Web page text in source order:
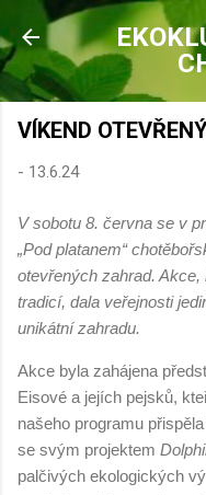
VÍKEND
- 13.6.24
V sobotu 8. června se v
„Pod platanem“
otevřených zahrad.
tradicí, dala veřejnosti
unikátní zahradu.
Akce byla zahájena
Eisové a jejích pejsků,
našeho programu
se svým projektem
palčivých ekologických